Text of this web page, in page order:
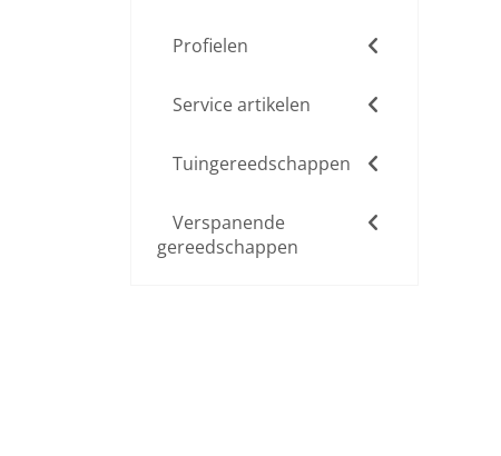
Profielen
Service artikelen
Tuingereedschappen
Verspanende
gereedschappen